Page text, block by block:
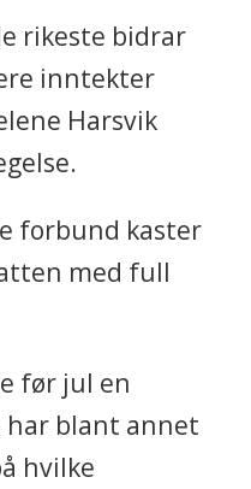
rikeste bidrar
inntekter
Harsvik
forbund kaster
med full
før jul en
har blant annet
hvilke